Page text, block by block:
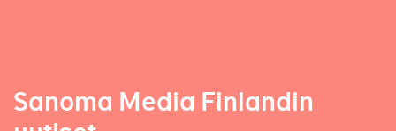
Sanoma Media Finlandin